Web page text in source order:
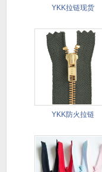
YKK拉链现货
YKK防火拉链